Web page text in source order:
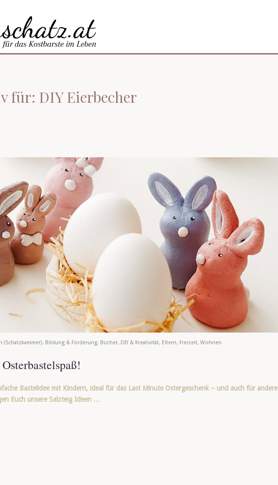
für: DIY Eierbecher
(Schatzkammer), Bildung & Förderung, Bücher, DIY & Kreativität, Eltern, Freizeit, Wohnen
Bastelidee mit Kindern, ideal für das Last Minute Ostergeschenk – und auch für andere
Euch unsere Salzteig Ideen …